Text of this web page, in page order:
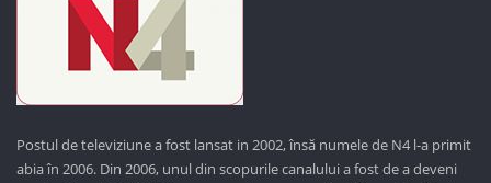
Postul de televiziune a fost lansat in 2002, însă numele de N4 l-a primit
abia în 2006. Din 2006, unul din scopurile canalului a fost de a deveni